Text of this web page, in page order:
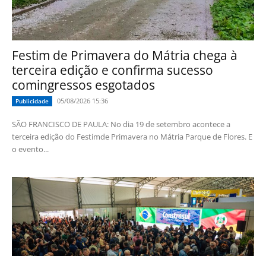
Festim de Primavera do Mátria chega à
terceira edição e confirma sucesso
comingressos esgotados
Publicidade 05/08/2026 15:36
SÃO FRANCISCO DE PAULA: No dia 19 de setembro acontece a
terceira edição do Festimde Primavera no Mátria Parque de Flores. E
o evento...